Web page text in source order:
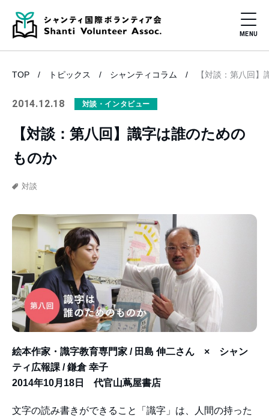
TOP トピックス シャンティコラム 【対談：第八回
2014.12.18 対談・インタビュー
【対談：第八回】識字は誰のための
ものか
対談
絵本作家・識字教育専門家 / 田島 伸二さん × シャン
ティ広報課 / 鎌倉 幸子
2014年10月18日 代官山蔦屋書店
文字の読み書きができること「識字」は、人間の持った